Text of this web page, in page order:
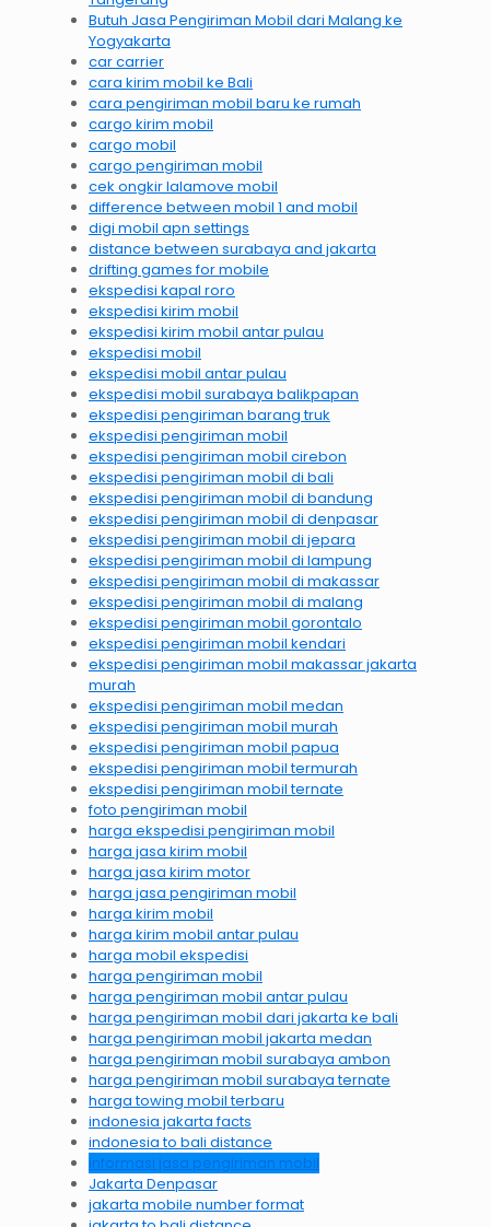
Butuh Jasa Pengiriman Mobil dari Malang ke
Yogyakarta
car carrier
cara kirim mobil ke Bali
cara pengiriman mobil baru ke rumah
cargo kirim mobil
cargo mobil
cargo pengiriman mobil
cek ongkir lalamove mobil
difference between mobil 1 and mobil
digi mobil apn settings
distance between surabaya and jakarta
drifting games for mobile
ekspedisi kapal roro
ekspedisi kirim mobil
ekspedisi kirim mobil antar pulau
ekspedisi mobil
ekspedisi mobil antar pulau
ekspedisi mobil surabaya balikpapan
ekspedisi pengiriman barang truk
ekspedisi pengiriman mobil
ekspedisi pengiriman mobil cirebon
ekspedisi pengiriman mobil di bali
ekspedisi pengiriman mobil di bandung
ekspedisi pengiriman mobil di denpasar
ekspedisi pengiriman mobil di jepara
ekspedisi pengiriman mobil di lampung
ekspedisi pengiriman mobil di makassar
ekspedisi pengiriman mobil di malang
ekspedisi pengiriman mobil gorontalo
ekspedisi pengiriman mobil kendari
ekspedisi pengiriman mobil makassar jakarta
murah
ekspedisi pengiriman mobil medan
ekspedisi pengiriman mobil murah
ekspedisi pengiriman mobil papua
ekspedisi pengiriman mobil termurah
ekspedisi pengiriman mobil ternate
foto pengiriman mobil
harga ekspedisi pengiriman mobil
harga jasa kirim mobil
harga jasa kirim motor
harga jasa pengiriman mobil
harga kirim mobil
harga kirim mobil antar pulau
harga mobil ekspedisi
harga pengiriman mobil
harga pengiriman mobil antar pulau
harga pengiriman mobil dari jakarta ke bali
harga pengiriman mobil jakarta medan
harga pengiriman mobil surabaya ambon
harga pengiriman mobil surabaya ternate
harga towing mobil terbaru
indonesia jakarta facts
indonesia to bali distance
informasi jasa pengiriman mobil
Jakarta Denpasar
jakarta mobile number format